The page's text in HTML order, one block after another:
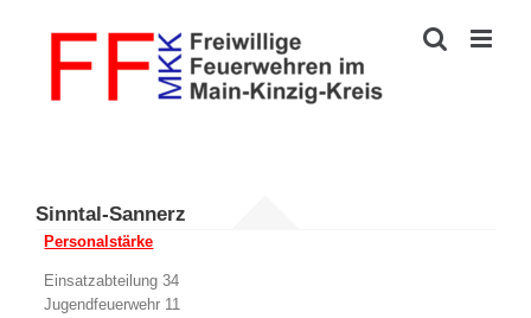
Sinntal-Sannerz
Personalstärke
Einsatzabteilung 34
Jugendfeuerwehr 11